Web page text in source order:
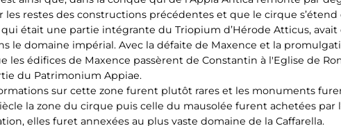
restes des constructions précédentes et que le cirque
était une partie intégrante du Triopium d’Hérode Atticus,
le domaine impérial. Avec la défaite de Maxence et la
les édifices de Maxence passèrent de Constantin à l'Eglise de
du Patrimonium Appiae.
sur cette zone furent plutôt rares et les monuments
la zone du cirque puis celle du mausolée furent achetées par
elles furet annexées au plus vaste domaine de la Caffarella.